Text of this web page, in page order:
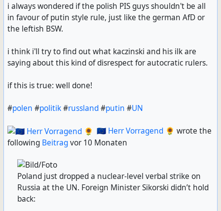
i always wondered if the polish PIS guys shouldn't be all
in favour of putin style rule, just like the german AfD or
the leftish BSW.
i think i'll try to find out what kaczinski and his ilk are
saying about this kind of disrespect for autocratic rulers.
if this is true: well done!
#polen #politik#russland#putin #UN
🇪🇺 Herr Vorragend 🌻 wrote the
following Beitragvor 10 Monaten
Poland just dropped a nuclear-level verbal strike on
Russia at the UN. Foreign Minister Sikorski didn’t hold
back: